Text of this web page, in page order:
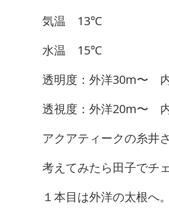
気温 13℃
水温 15℃
透明度：外洋30m〜
透視度：外洋20m〜
アクアティークの糸井
考えてみたら田子でチ
１本目は外洋の太根へ